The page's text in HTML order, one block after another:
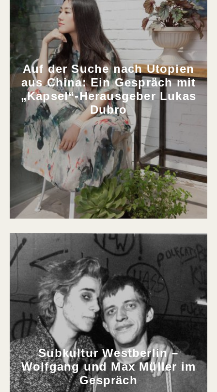
Auf der Suche nach Utopien
aus China: Ein Gespräch mit
„Kapsel“-Herausgeber Lukas
Dubro
Subkultur Westberlin –
Wolfgang und Max Müller im
Gespräch